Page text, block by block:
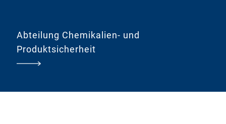
Abteilung Chemikalien- und
Produktsicherheit